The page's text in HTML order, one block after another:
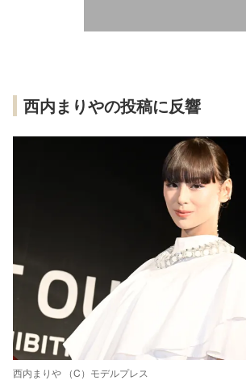
西内まりやの投稿に反響
西内まりや （C）モデルプレス